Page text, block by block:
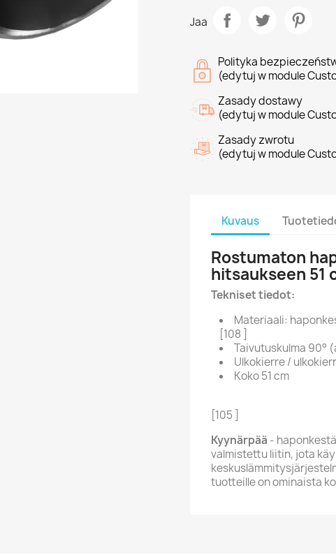
Jaa
Polityka
(edytuj w module
Zasady dostawy
(edytuj w module
Zasady zwrotu
(edytuj w module
Kuvaus
Rostumaton
hitsaukseen 51
Tekniset tiedot:
Materiaali:
[108 ]
Taivutuskulma 90°
Ulkokierre /
Koko 51 cm
[105 ]
Kyynärpää -
valmistettu liitin, jota
tuotteille on ominaista